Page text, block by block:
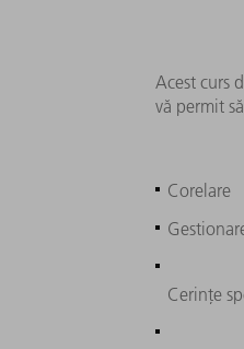
Acest curs
vă permit
Corelare
Cerințe